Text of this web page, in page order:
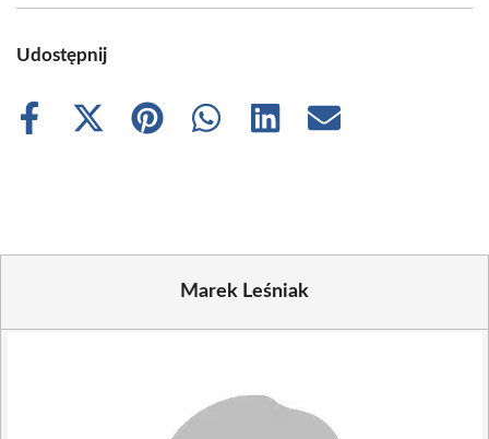
Udostępnij
Share
Share
Share
Share
Share
Share
Marek Leśniak